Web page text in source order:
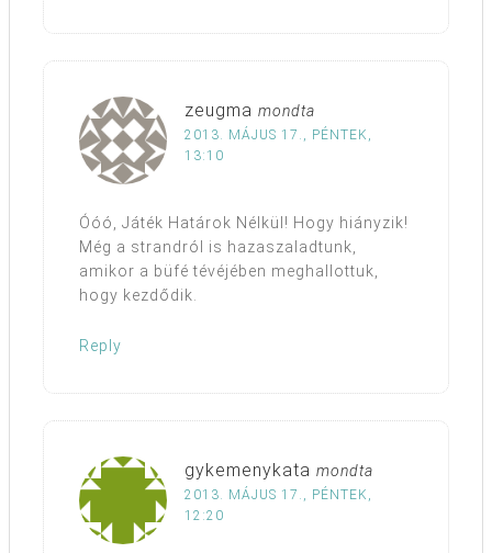
zeugma mondta
2013. MÁJUS 17., PÉNTEK,
13:10
Óóó, Játék Határok Nélkül! Hogy hiányzik!
Még a strandról is hazaszaladtunk,
amikor a büfé tévéjében meghallottuk,
hogy kezdődik.
Reply
gykemenykata mondta
2013. MÁJUS 17., PÉNTEK,
12:20